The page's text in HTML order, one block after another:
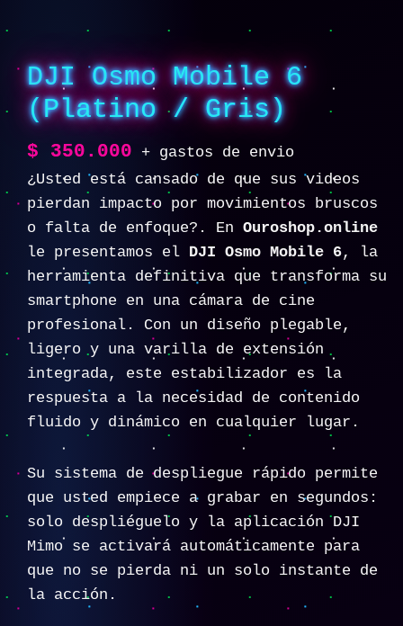
DJI Osmo Mobile 6
(Platino / Gris)
$ 350.000
+ gastos de envio
¿Usted está cansado de que sus videos
pierdan impacto por movimientos bruscos
o falta de enfoque?. En Ouroshop.online
le presentamos el DJI Osmo Mobile 6, la
herramienta definitiva que transforma su
smartphone en una cámara de cine
profesional. Con un diseño plegable,
ligero y una varilla de extensión
integrada, este estabilizador es la
respuesta a la necesidad de contenido
fluido y dinámico en cualquier lugar.
Su sistema de despliegue rápido permite
que usted empiece a grabar en segundos:
solo despliéguelo y la aplicación DJI
Mimo se activará automáticamente para
que no se pierda ni un solo instante de
la acción.